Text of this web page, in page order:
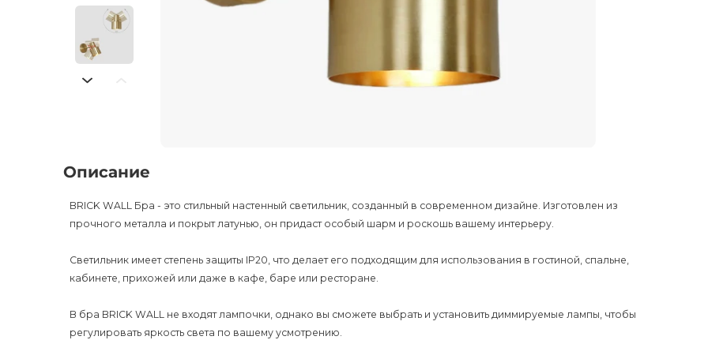
Описание
BRICK WALL Бра - это стильный настенный светильник, созданный в современном дизайне. Изготовлен из
прочного металла и покрыт латунью, он придаст особый шарм и роскошь вашему интерьеру.
Светильник имеет степень защиты IP20, что делает его подходящим для использования в гостиной, спальне,
кабинете, прихожей или даже в кафе, баре или ресторане.
В бра BRICK WALL не входят лампочки, однако вы сможете выбрать и установить диммируемые лампы, чтобы
регулировать яркость света по вашему усмотрению.